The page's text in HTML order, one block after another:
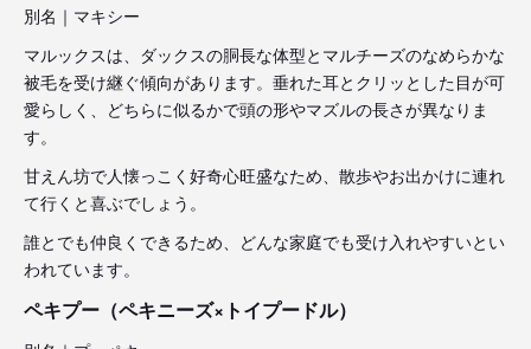
別名｜マキシー
マルックスは、ダックスの胴長な体型とマルチーズのなめらかな
被毛を受け継ぐ傾向があります。垂れた耳とクリッとした目が可
愛らしく、どちらに似るかで頭の形やマズルの長さが異なりま
す。
甘えん坊で人懐っこく好奇心旺盛なため、散歩やお出かけに連れ
て行くと喜ぶでしょう。
誰とでも仲良くできるため、どんな家庭でも受け入れやすいとい
われています。
ペキプー（ペキニーズ×トイプードル）